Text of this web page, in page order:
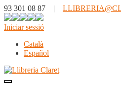
93 301 08 87 |
Iniciar sessió
Català
Español